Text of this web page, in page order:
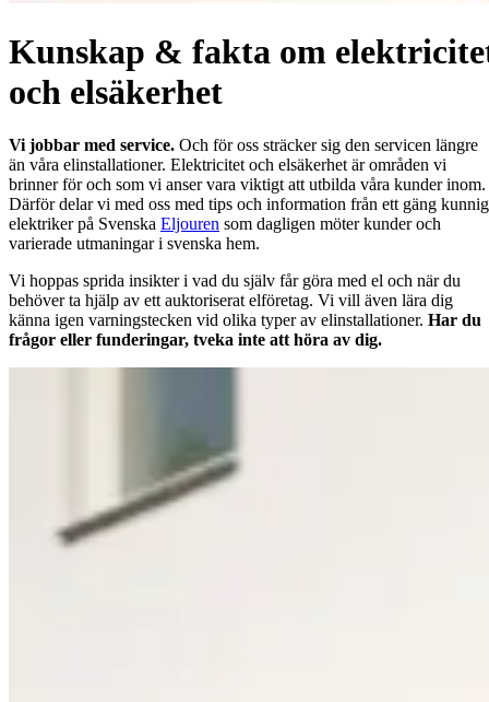
Kunskap & fakta om
och elsäkerhet
Vi jobbar med service. Och för oss sträcker sig den servicen längre
än våra elinstallationer. Elektricitet och elsäkerhet är områden vi
brinner för och som vi anser vara viktigt att utbilda våra kunder inom.
Därför delar vi med oss med tips och information från ett gäng
elektriker på Svenska Eljouren som dagligen möter kunder och
varierade utmaningar i svenska hem.
Vi hoppas sprida insikter i vad du själv får göra med el och när du
behöver ta hjälp av ett auktoriserat elföretag. Vi vill även lära dig
känna igen varningstecken vid olika typer av elinstallationer. Har du
frågor eller funderingar, tveka inte att höra av dig.